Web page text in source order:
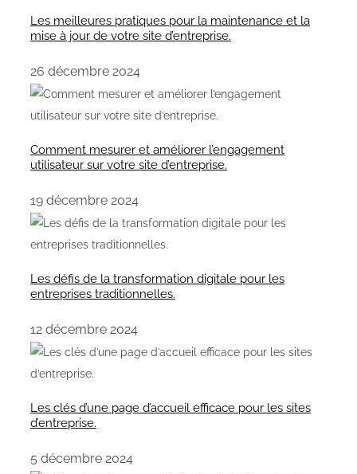
Les meilleures pratiques pour la maintenance et la
mise à jour de votre site d’entreprise.
26 décembre 2024
Comment mesurer et améliorer l’engagement
utilisateur sur votre site d’entreprise.
19 décembre 2024
Les défis de la transformation digitale pour les
entreprises traditionnelles.
12 décembre 2024
Les clés d’une page d’accueil efficace pour les sites
d’entreprise.
5 décembre 2024